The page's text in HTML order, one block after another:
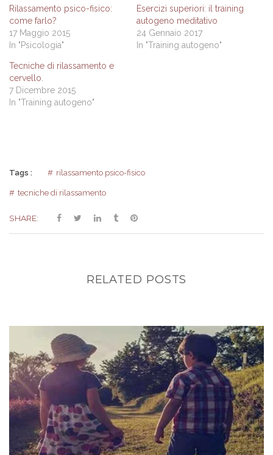
apre
in
una
nuova
finestra)
in
una
finestra)
apre
in
Rilassamento psico-fisico:
come farlo?
17 Maggio 2015
In "Psicologia"
Esercizi superiori: il training
autogeno meditativo
24 Gennaio 2017
In "Training autogeno"
Tecniche di rilassamento e
cervello.
7 Dicembre 2015
In "Training autogeno"
Tags : rilassamento psico-fisico
tecniche di rilassamento
SHARE:
RELATED POSTS